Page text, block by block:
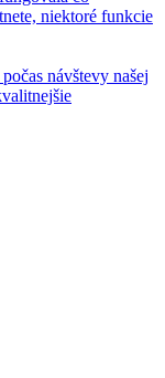
niektoré funkcie
návštevy našej